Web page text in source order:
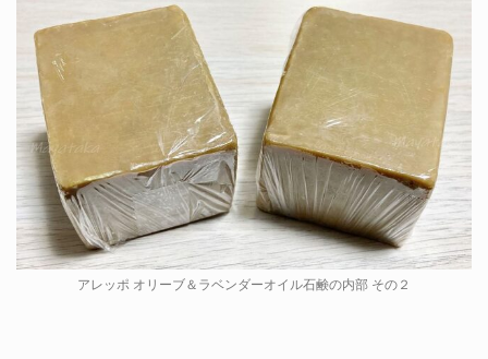
アレッポ オリーブ＆ラベンダーオイル石鹸の内部 その２